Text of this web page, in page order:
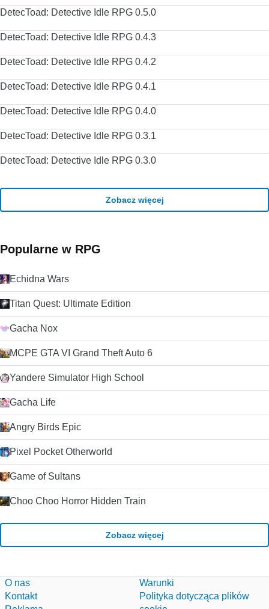
DetecToad: Detective Idle RPG 0.5.0
DetecToad: Detective Idle RPG 0.4.3
DetecToad: Detective Idle RPG 0.4.2
DetecToad: Detective Idle RPG 0.4.1
DetecToad: Detective Idle RPG 0.4.0
DetecToad: Detective Idle RPG 0.3.1
DetecToad: Detective Idle RPG 0.3.0
Zobacz więcej
Popularne w RPG
Echidna Wars
Titan Quest: Ultimate Edition
Gacha Nox
MCPE GTA VI Grand Theft Auto 6
Yandere Simulator High School
Gacha Life
Angry Birds Epic
Pixel Pocket Otherworld
Game of Sultans
Choo Choo Horror Hidden Train
Zobacz więcej
O nas
Kontakt
Warunki
Polityka dotycząca plików